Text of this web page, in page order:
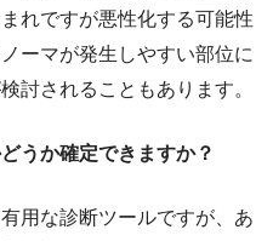
れですが悪性化する可能性
ーマが発生しやすい部位に
討されることもあります。
うか確定できますか？
用な診断ツールですが、あ